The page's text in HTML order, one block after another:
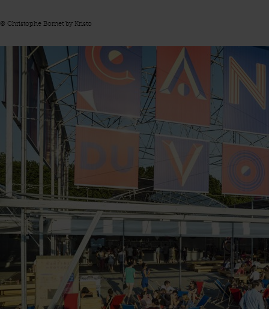
© Christophe Bornet by Kristo